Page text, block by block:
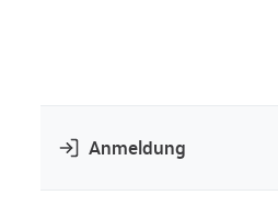
Anmeldung